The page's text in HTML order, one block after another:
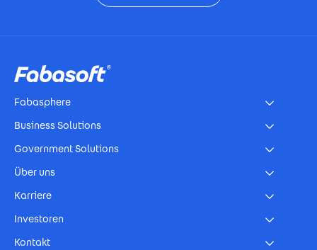
Fabasphere
Business Solutions
Government Solutions
Über uns
Karriere
Investoren
Kontakt